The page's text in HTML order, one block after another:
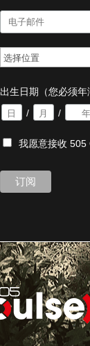
出生日期（您必须
/ /
我愿意接收 505